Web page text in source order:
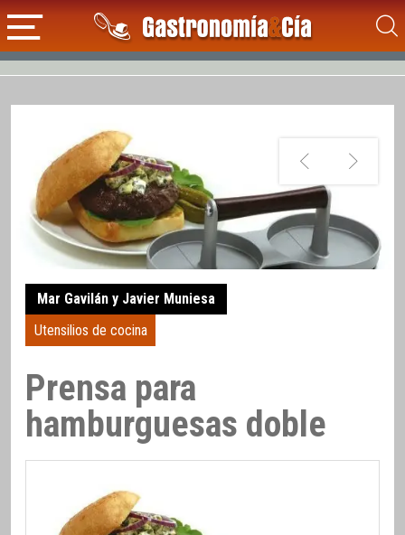
Mar Gavilán y Javier Muniesa
Utensilios de cocina
Prensa para
hamburguesas doble